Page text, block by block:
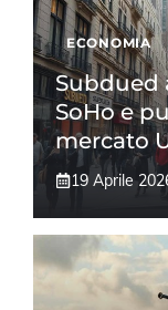
ECONOMIA
Subdued
SoHo e
mercato
19 Aprile